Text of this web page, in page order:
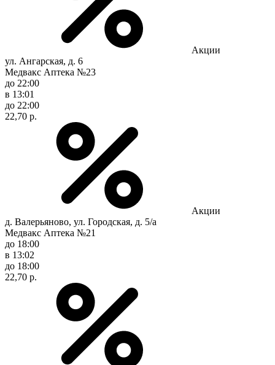
Акции
ул. Ангарская, д. 6
Медвакс Аптека №23
до 22:00
в 13:01
до 22:00
22,70 р.
Акции
д. Валерьяново, ул. Городская, д. 5/а
Медвакс Аптека №21
до 18:00
в 13:02
до 18:00
22,70 р.